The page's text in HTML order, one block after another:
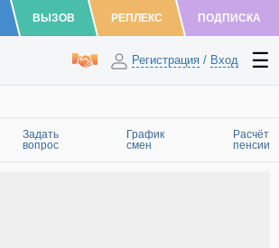
ВЫЗОВ РЕПЛЕКС ПОДПИСКА
Регистрация / Вход
Задать
вопрос
График
смен
Расчёт
пенсии